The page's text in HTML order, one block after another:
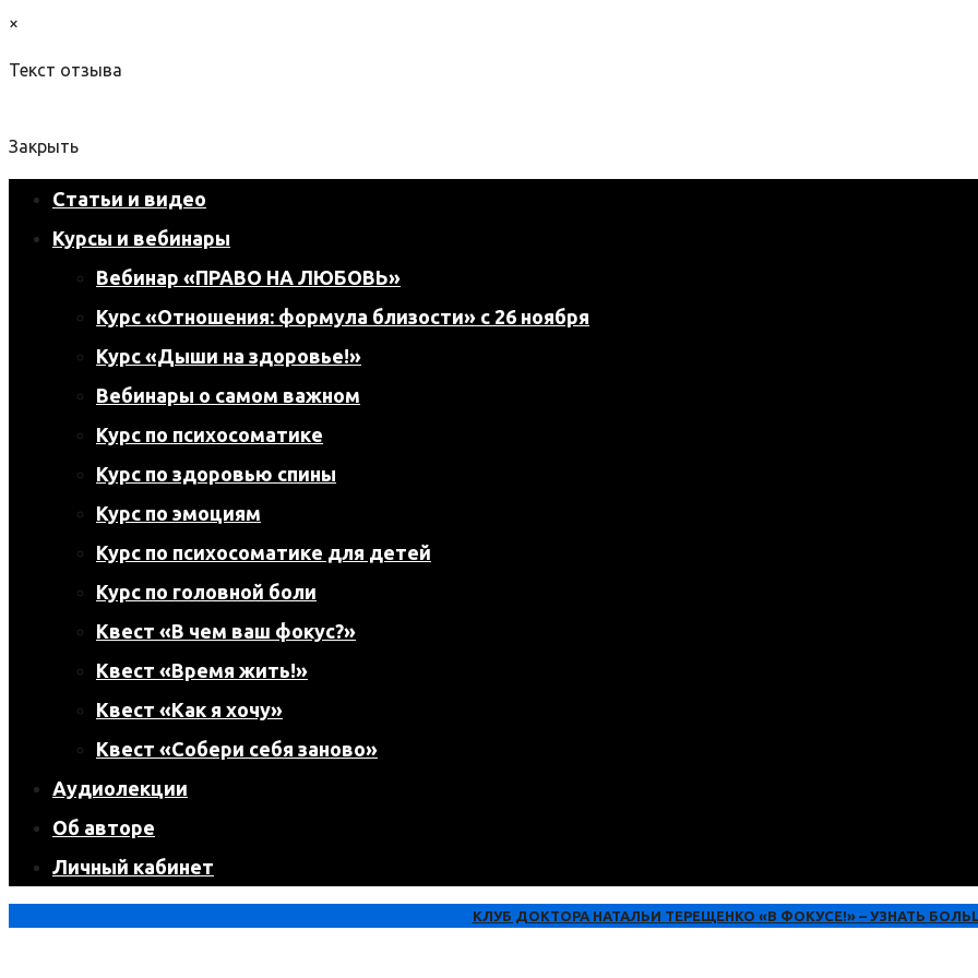
×
Текст отзыва
Закрыть
Статьи и видео
Курсы и вебинары
Вебинар «ПРАВО НА ЛЮБОВЬ»
Курс «Отношения: формула близости» с 26 ноября
Курс «Дыши на здоровье!»
Вебинары о самом важном
Курс по психосоматике
Курс по здоровью спины
Курс по эмоциям
Курс по психосоматике для детей
Курс по головной боли
Квест «В чем ваш фокус?»
Квест «Время жить!»
Квест «Как я хочу»
Квест «Собери себя заново»
Аудиолекции
Об авторе
Личный кабинет
КЛУБ ДОКТОРА НАТАЛЬИ ТЕРЕЩЕНКО «В ФОКУСЕ!» – УЗНАТЬ